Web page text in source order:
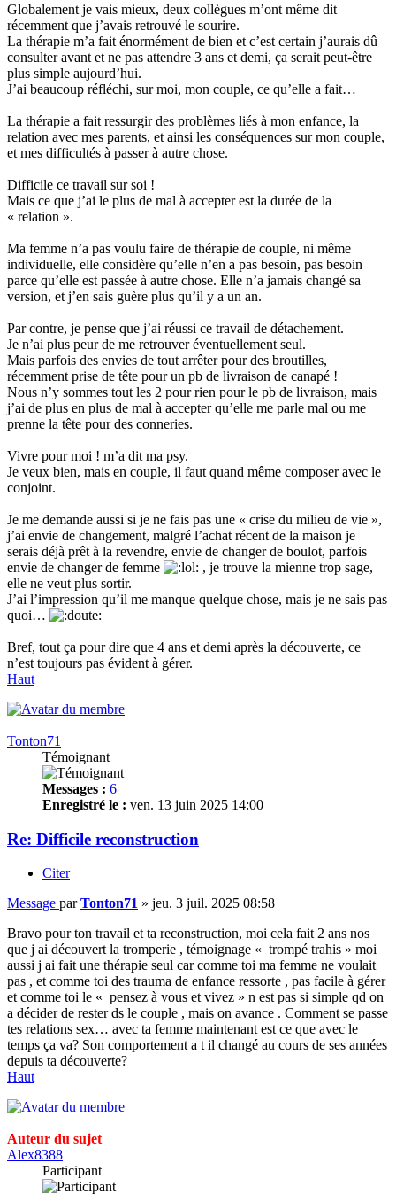
Globalement je vais mieux, deux collègues m’ont même dit
récemment que j’avais retrouvé le sourire.
La thérapie m’a fait énormément de bien et c’est certain j’aurais dû
consulter avant et ne pas attendre 3 ans et demi, ça serait peut-être
plus simple aujourd’hui.
J’ai beaucoup réfléchi, sur moi, mon couple, ce qu’elle a fait…
La thérapie a fait ressurgir des problèmes liés à mon enfance, la
relation avec mes parents, et ainsi les conséquences sur mon couple,
et mes difficultés à passer à autre chose.
Difficile ce travail sur soi !
Mais ce que j’ai le plus de mal à accepter est la durée de la
« relation ».
Ma femme n’a pas voulu faire de thérapie de couple, ni même
individuelle, elle considère qu’elle n’en a pas besoin, pas besoin
parce qu’elle est passée à autre chose. Elle n’a jamais changé sa
version, et j’en sais guère plus qu’il y a un an.
Par contre, je pense que j’ai réussi ce travail de détachement.
Je n’ai plus peur de me retrouver éventuellement seul.
Mais parfois des envies de tout arrêter pour des broutilles,
récemment prise de tête pour un pb de livraison de canapé !
Nous n’y sommes tout les 2 pour rien pour le pb de livraison, mais
j’ai de plus en plus de mal à accepter qu’elle me parle mal ou me
prenne la tête pour des conneries.
Vivre pour moi ! m’a dit ma psy.
Je veux bien, mais en couple, il faut quand même composer avec le
conjoint.
Je me demande aussi si je ne fais pas une « crise du milieu de vie »,
j’ai envie de changement, malgré l’achat récent de la maison je
serais déjà prêt à la revendre, envie de changer de boulot, parfois
envie de changer de femme
, je trouve la mienne trop sage,
elle ne veut plus sortir.
J’ai l’impression qu’il me manque quelque chose, mais je ne sais pas
quoi…
Bref, tout ça pour dire que 4 ans et demi après la découverte, ce
n’est toujours pas évident à gérer.
Haut
Tonton71
Témoignant
Messages : 6
Enregistré le : ven. 13 juin 2025 14:00
Re: Difficile reconstruction
Citer
Message parTonton71 » jeu. 3 juil. 2025 08:58
Bravo pour ton travail et ta reconstruction, moi cela fait 2 ans nos
que j ai découvert la tromperie , témoignage « trompé trahis » moi
aussi j ai fait une thérapie seul car comme toi ma femme ne voulait
pas , et comme toi des trauma de enfance ressorte , pas facile à gérer
et comme toi le « pensez à vous et vivez » n est pas si simple qd on
a décider de rester ds le couple , mais on avance . Comment se passe
tes relations sex… avec ta femme maintenant est ce que avec le
temps ça va? Son comportement a t il changé au cours de ses années
depuis ta découverte?
Haut
Auteur du sujet
Alex8388
Participant